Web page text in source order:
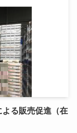
る販売促進（在